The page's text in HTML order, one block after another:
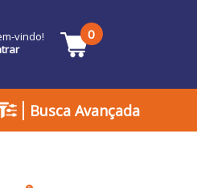
vindo!
0
| Busca Avançada